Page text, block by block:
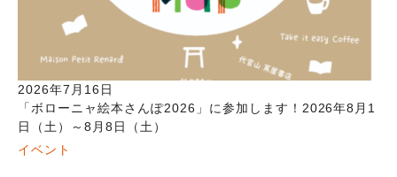
2026年7月16日
「ボローニャ絵本さんぽ2026」に参加します！2026年8月1
日（土）～8月8日（土）
イベント